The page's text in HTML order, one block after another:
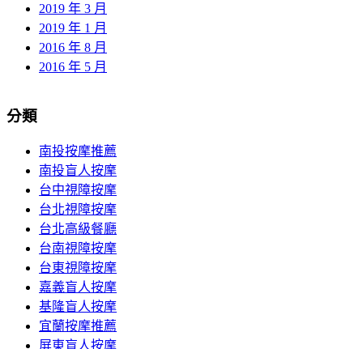
2019 年 3 月
2019 年 1 月
2016 年 8 月
2016 年 5 月
分類
南投按摩推薦
南投盲人按摩
台中視障按摩
台北視障按摩
台北高級餐廳
台南視障按摩
台東視障按摩
嘉義盲人按摩
基隆盲人按摩
宜蘭按摩推薦
屏東盲人按摩